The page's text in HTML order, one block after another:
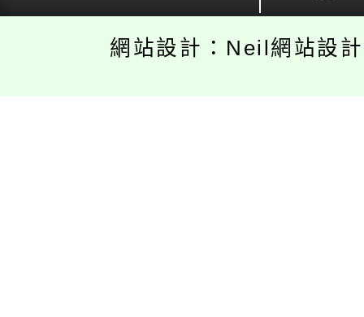
網站設計：Neil網站設